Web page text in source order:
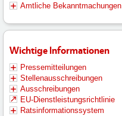
Amtliche Bekanntmachungen
Wichtige Informationen
Pressemitteilungen
Stellenausschreibungen
Ausschreibungen
EU-Dienstleistungsrichtlinie
Ratsinformationssystem